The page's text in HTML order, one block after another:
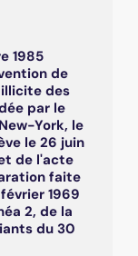
1985
de
des
par le
York, le
le 26 juin
de l'acte
faite
1969
2, de la
du 30